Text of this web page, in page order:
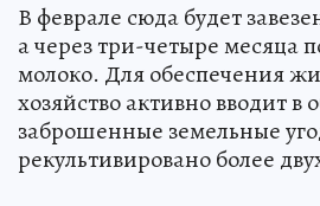
В феврале сюда будет
а через три-четыре месяца
молоко. Для обеспечения
хозяйство активно вводит в
заброшенные земельные
рекультивировано более